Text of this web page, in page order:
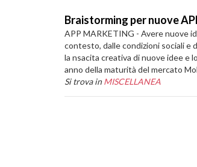
Braistorming per nuove
APP MARKETING - Avere nuove
contesto, dalle condizioni sociali e
la nsacita creativa di nuove idee e
anno della maturità del mercato
Si trova in MISCELLANEA